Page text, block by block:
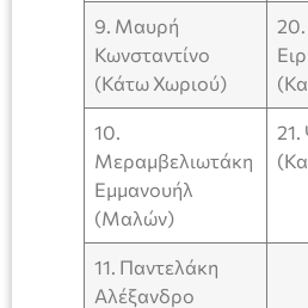
9. Μαυρή
Κωνσταντίνο
(Κάτω Χωριού)
10.
Μεραμβελιωτάκη
Εμμανουήλ
(Μαλών)
11. Παντελάκη
Αλέξανδρο